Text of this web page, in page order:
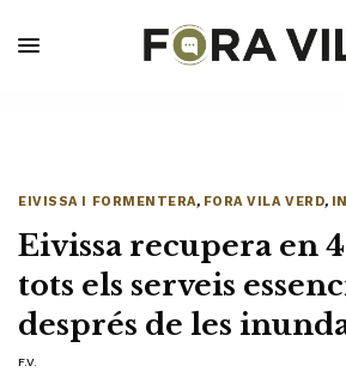
EIVISSA I FORMENTERA, FORA VILA VERD,
Eivissa recupera en
tots els serveis
després de les
F.V.